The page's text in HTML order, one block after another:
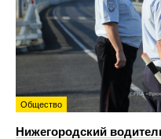
Общество
Нижегородский